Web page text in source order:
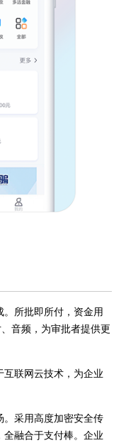
所批即所付，资金用
音频，为审批者提供更
联网云技术，为企业
采用高度加密安全传
融合于支付棒。企业